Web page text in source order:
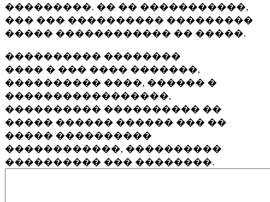
���������. �� �� �����������,
��� ��� ���������� ���������
����� ������������ �� �����.
���������� ��������
���� � ��� ���� �������,
���������� ����, ������ �
�����������������,
���������� ���������� ��
����� ������ ������ ��� ��
����� ����������
������������, ����������
���������� ��� ��������.